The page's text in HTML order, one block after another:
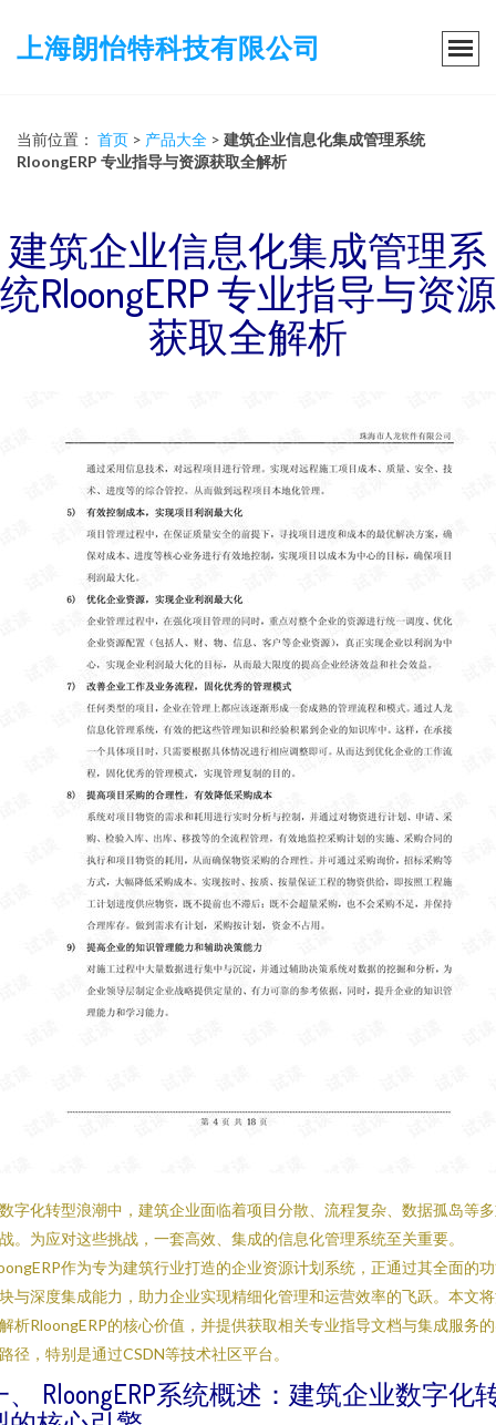
上海朗怡特科技有限公司
当前位置： 首页 > 产品大全 > 建筑企业信息化集成管理系统
RloongERP 专业指导与资源获取全解析
建筑企业信息化集成管理系
统RloongERP 专业指导与资源
获取全解析
字化转型浪潮中，建筑企业面临着项目分散、流程复杂、数据孤岛等
。为应对这些挑战，一套高效、集成的信息化管理系统至关重要。
作为专为建筑行业打造的企业资源计划系统，正通过其全面的
与深度集成能力，助力企业实现精细化管理和运营效率的飞跃。本文
析RloongERP的核心价值，并提供获取相关专业指导文档与集成服务
径，特别是通过CSDN等技术社区平台。
、 RloongERP系统概述：建筑企业数字化